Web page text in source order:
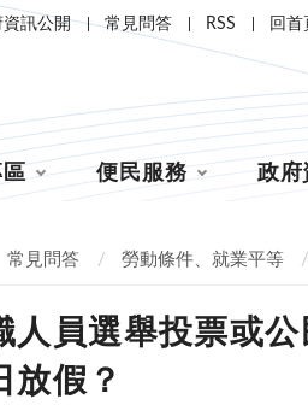
資訊公開 常見問答 RSS 回首
便民服務 政府
常見問答 勞動條件、就業平等
人員選舉投票或
放假？